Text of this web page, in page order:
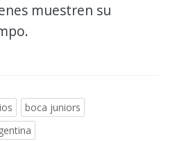
muestren su
boca juniors